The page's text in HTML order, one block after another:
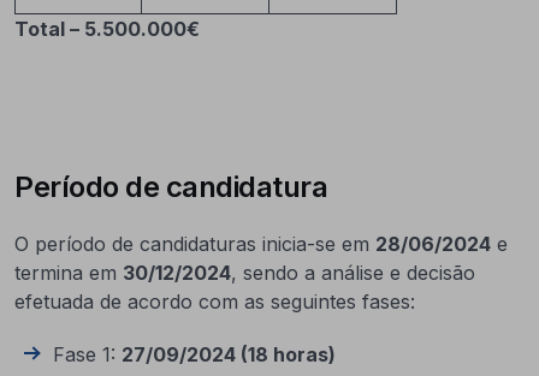
Total – 5.500.000€
Período de candidatura
O período de candidaturas inicia-se em 28/06/2024 e
termina em 30/12/2024, sendo a análise e decisão
efetuada de acordo com as seguintes fases:
Fase 1: 27/09/2024 (18 horas)